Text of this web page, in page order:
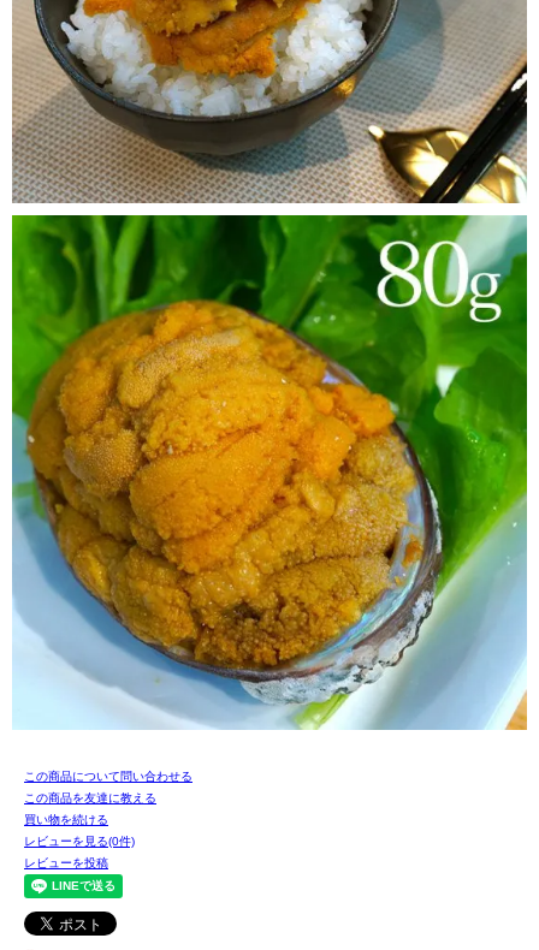
この商品について問い合わせる
この商品を友達に教える
買い物を続ける
レビューを見る(0件)
レビューを投稿